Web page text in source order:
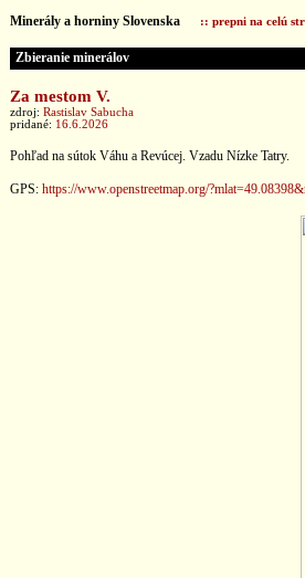
Minerály a horniny Slovenska :: prepni na celú
Zbieranie minerálov
Za mestom V.
zdroj: Rastislav Sabucha
pridané: 16.6.2026
Pohľad na sútok Váhu a Revúcej. Vzadu Nízke Tatry.
GPS: https://www.openstreetmap.org/